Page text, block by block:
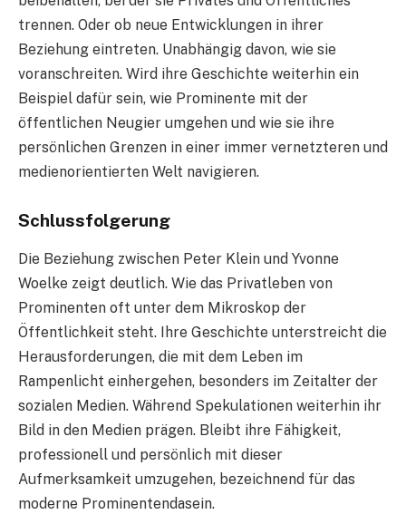
trennen. Oder ob neue Entwicklungen in ihrer
Beziehung eintreten. Unabhängig davon, wie sie
voranschreiten. Wird ihre Geschichte weiterhin ein
Beispiel dafür sein, wie Prominente mit der
öffentlichen Neugier umgehen und wie sie ihre
persönlichen Grenzen in einer immer vernetzteren und
medienorientierten Welt navigieren.
Schlussfolgerung
Die Beziehung zwischen Peter Klein und Yvonne
Woelke zeigt deutlich. Wie das Privatleben von
Prominenten oft unter dem Mikroskop der
Öffentlichkeit steht. Ihre Geschichte unterstreicht die
Herausforderungen, die mit dem Leben im
Rampenlicht einhergehen, besonders im Zeitalter der
sozialen Medien. Während Spekulationen weiterhin ihr
Bild in den Medien prägen. Bleibt ihre Fähigkeit,
professionell und persönlich mit dieser
Aufmerksamkeit umzugehen, bezeichnend für das
moderne Prominentendasein.